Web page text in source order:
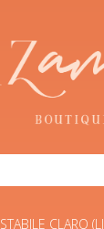
CLARO